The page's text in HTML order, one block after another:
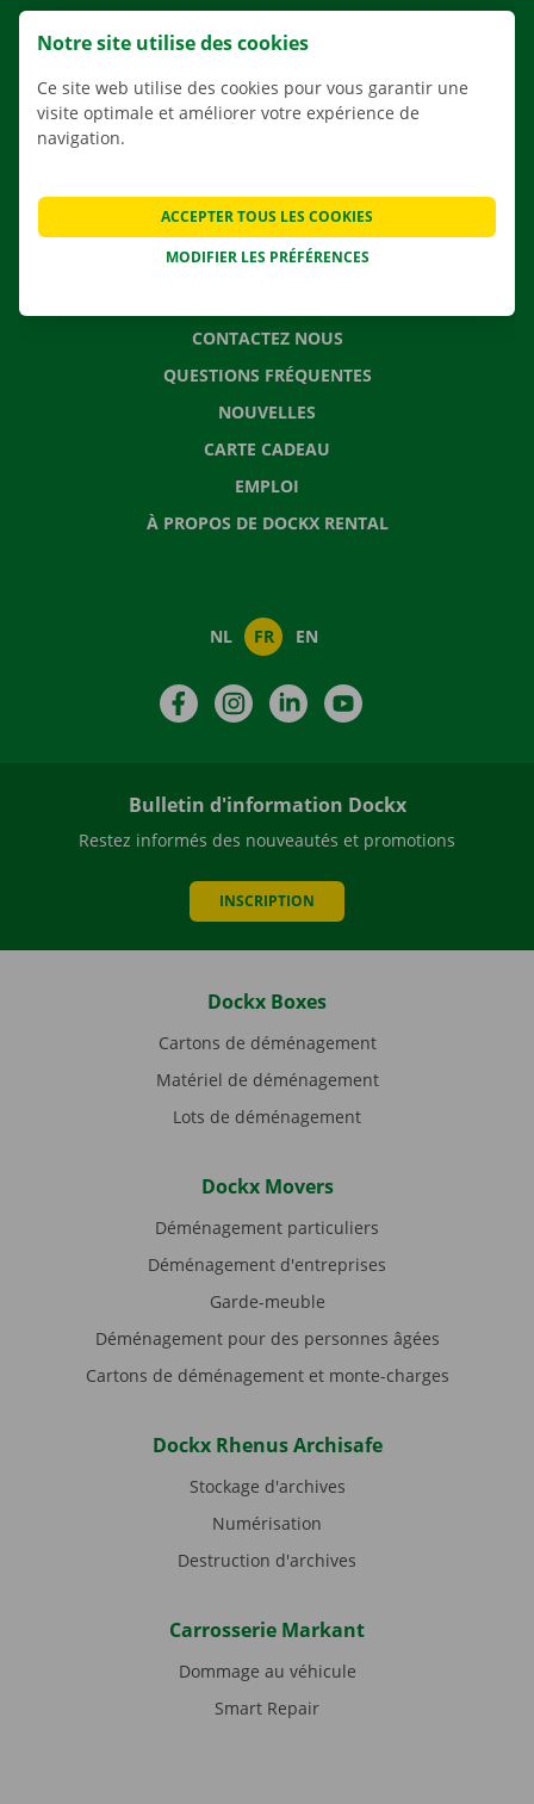
LOCATION
NOS VÉHICULES
NOS SERVICES
SOLUTIONS DE DÉMÉNAGEMENT
CONTACTEZ NOUS
QUESTIONS FRÉQUENTES
NOUVELLES
CARTE CADEAU
EMPLOI
À PROPOS DE DOCKX RENTAL
NL FR EN
FacebookInstagramLinkedIn
Bulletin d'information Dockx
Restez informés des nouveautés et promotions
INSCRIPTION
Dockx Boxes
Cartons de déménagement
Matériel de déménagement
Lots de déménagement
Dockx Movers
Déménagement particuliers
Déménagement d'entreprises
Garde-meuble
Déménagement pour des personnes âgées
Cartons de déménagement et monte-charges
Dockx Rhenus Archisafe
Stockage d'archives
Numérisation
Destruction d'archives
Carrosserie Markant
Dommage au véhicule
Smart Repair
Notre site utilise des cookies
Ce site web utilise des cookies pour vous garantir une
visite optimale et améliorer votre expérience de
navigation.
MODIFIER LES PRÉFÉRENCES
ACCEPTER TOUS LES COOKIES